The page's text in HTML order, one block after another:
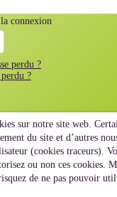
connexion
perdu ?
?
sur notre site web.
du site et d’autres
(cookies traceurs).
ou non ces cookies.
de ne pas pouvoir